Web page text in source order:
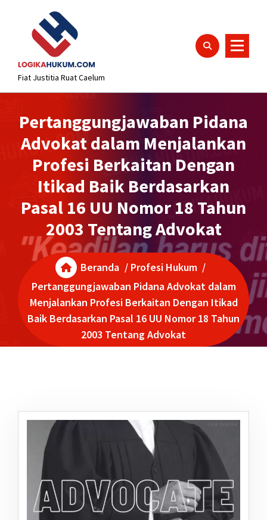
Fiat Justitia Ruat Caelum
Pertanggungjawaban Pidana
Advokat dalam Menjalankan
Profesi Berkaitan Dengan
Itikad Baik Berdasarkan
Pasal 16 UU Nomor 18 Tahun
2003 Tentang Advokat
Beranda / Profesi Hukum /
Pertanggungjawaban Pidana Advokat dalam
Menjalankan Profesi Berkaitan Dengan Itikad
Baik Berdasarkan Pasal 16 UU Nomor 18 Tahun
2003 Tentang Advokat